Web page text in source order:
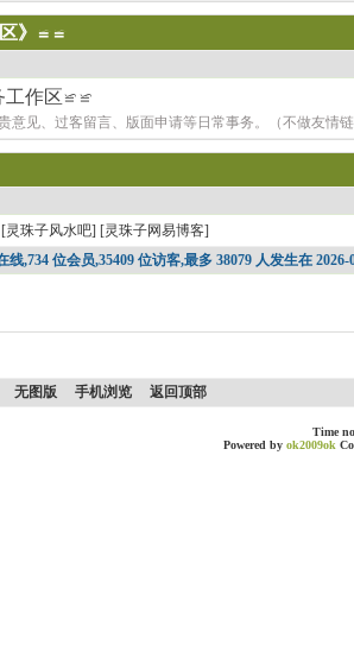
》≌≌
作区≌≌
意见、过客留言、版面申请等日常事务。（不做友情
[灵珠子风水吧] [灵珠子网易博客]
线,734 位会员,35409 位访客,最多 38079 人发生在 2026-
无图版 手机浏览 返回顶部
Time
Powered by ok2009ok